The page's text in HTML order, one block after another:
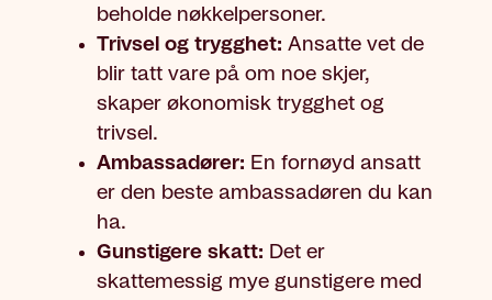
beholde nøkkelpersoner.
Trivsel og trygghet: Ansatte vet de
blir tatt vare på om noe skjer,
skaper økonomisk trygghet og
trivsel.
Ambassadører: En fornøyd ansatt
er den beste ambassadøren du kan
ha.
Gunstigere skatt: Det er
skattemessig mye gunstigere med